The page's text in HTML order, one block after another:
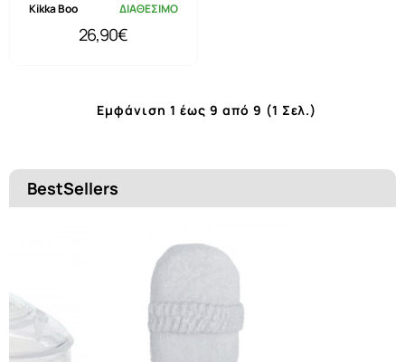
Kikka Boo ΔΙΑΘΕΣΙΜΟ
26,90€
Εμφάνιση 1 έως 9 από 9 (1 Σελ.)
BestSellers